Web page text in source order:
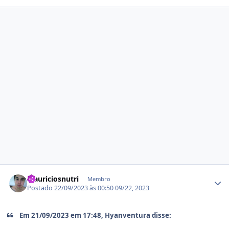
Mauriciosnutri Membro
Postado22/09/2023 às 00:5009/22, 2023
Em 21/09/2023 em 17:48, Hyanventura disse: